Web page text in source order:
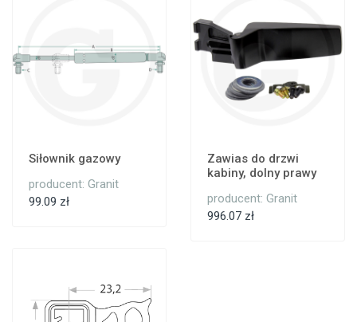
Siłownik gazowy
producent: Granit
99.09 zł
Zawias do drzwi
kabiny, dolny prawy
producent: Granit
996.07 zł